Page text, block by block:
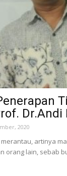
Dr.Andi
2020
artinya
orang lain, sebab